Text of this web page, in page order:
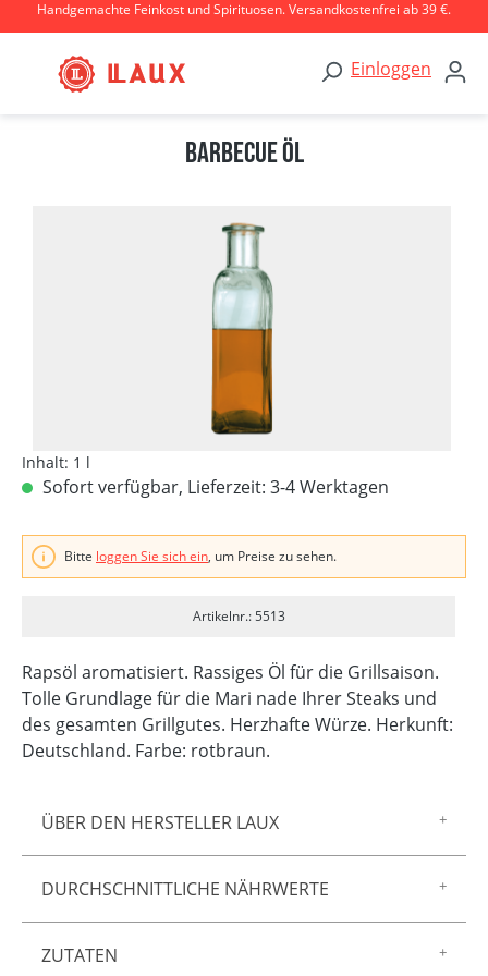
Zum Hauptinhalt springen
Handgemachte Feinkost und Spirituosen. Versandkostenfrei ab 39 €.
Einloggen
Bildergalerie überspringen
Barbecue Öl
Inhalt: 1 l
Sofort verfügbar, Lieferzeit: 3-4 Werktagen
Bitte loggen Sie sich ein, um Preise zu sehen.
Artikelnr.: 5513
ÜBER DEN HERSTELLER LAUX
Gewürzmischungen, Saucen und Senf sowie
Spirituosen und Liköre – aus unserer
hauseigenen Manufaktur in Föhren. Allen
DURCHSCHNITTLICHE NÄHRWERTE
Fett 92,00 g
ZUTATEN
Rapsöl aromatisiert. Rassiges Öl für die Grillsaison.
Tolle Grundlage für die Mari nade Ihrer Steaks und
des gesamten Grillgutes. Herzhafte Würze. Herkunft:
Deutschland. Farbe: rotbraun.